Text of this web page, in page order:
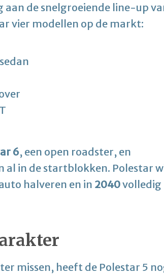
aan de snelgroeiende line-up
vier modellen op de markt:
6, een open roadster, en
al in de startblokken. Polestar
halveren en in 2040volledig
missen, heeft de Polestar 5